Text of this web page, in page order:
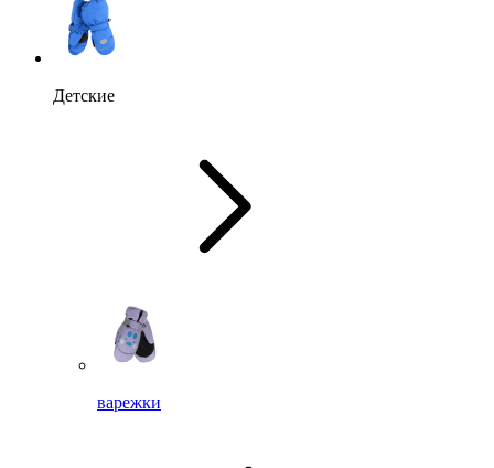
Детские
варежки